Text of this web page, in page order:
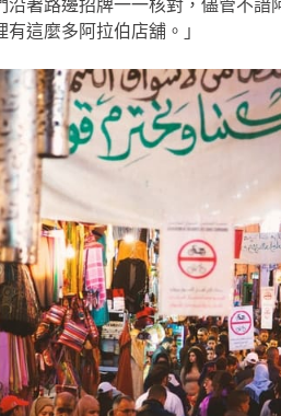
著路邊招牌一一核對，儘管不
這麼多阿拉伯店舖。」